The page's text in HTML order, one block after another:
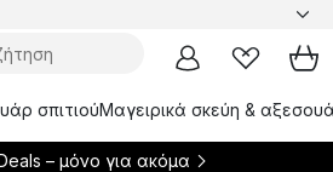
σπιτιούΜαγειρικά σκεύη &
– μόνο για ακόμα